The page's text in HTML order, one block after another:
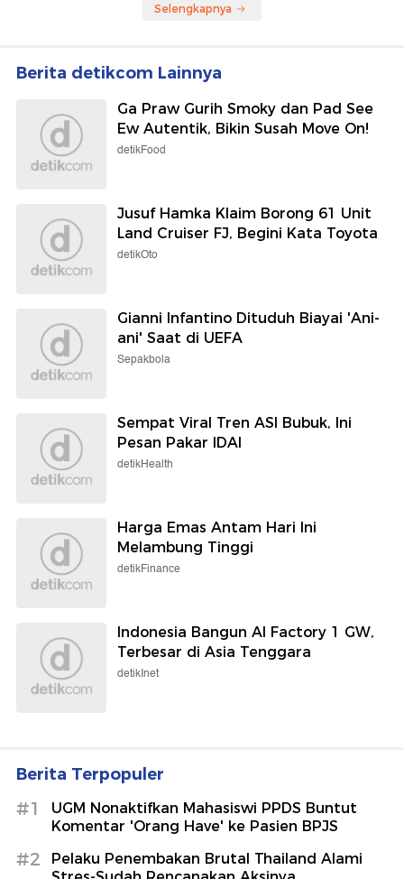
Selengkapnya
Berita detikcom Lainnya
Ga Praw Gurih Smoky dan Pad See
Ew Autentik, Bikin Susah Move On!
detikFood
Jusuf Hamka Klaim Borong 61 Unit
Land Cruiser FJ, Begini Kata Toyota
detikOto
Gianni Infantino Dituduh Biayai 'Ani-
ani' Saat di UEFA
Sepakbola
Sempat Viral Tren ASI Bubuk, Ini
Pesan Pakar IDAI
detikHealth
Harga Emas Antam Hari Ini
Melambung Tinggi
detikFinance
Indonesia Bangun AI Factory 1 GW,
Terbesar di Asia Tenggara
detikInet
Berita Terpopuler
#1
UGM Nonaktifkan Mahasiswi PPDS Buntut
Komentar 'Orang Have' ke Pasien BPJS
#2
Pelaku Penembakan Brutal Thailand Alami